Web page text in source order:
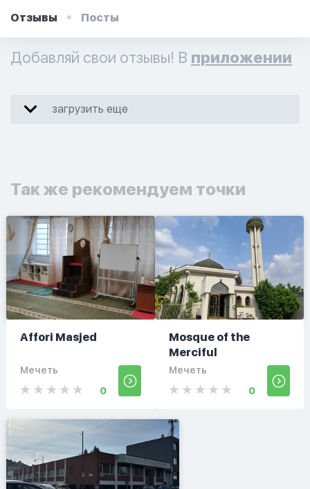
Отзывы Посты
Добавляй свои отзывы! В приложении
загрузить еще
Так же рекомендуем точки
Affori Masjed
Мечеть
0
Mosque of the
Merciful
Мечеть
0